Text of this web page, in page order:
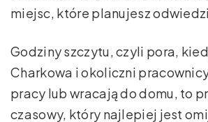
miejsc, które planujesz
Godziny szczytu, czyli pora,
Charkowa i okoliczni
pracy lub wracają do domu, to
czasowy, który najlepiej jest